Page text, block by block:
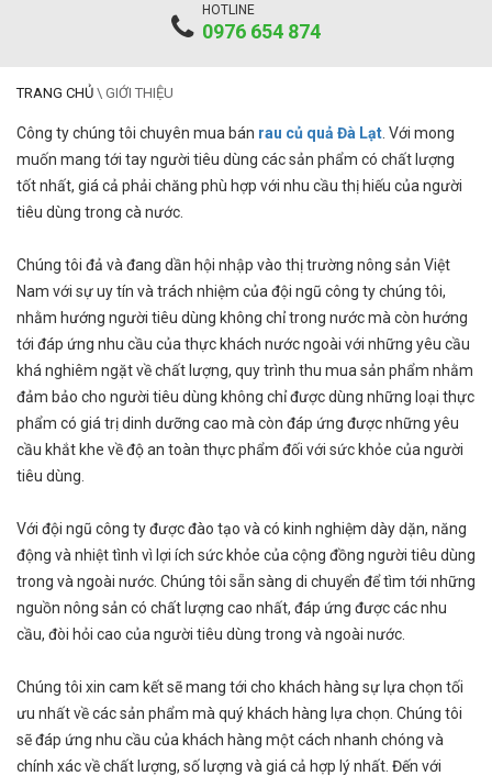
HOTLINE
0976 654 874
TRANG CHỦ \ GIỚI THIỆU
Công ty chúng tôi chuyên mua bán rau củ quả Đà Lạt . Với mong
muốn mang tới tay người tiêu dùng các sản phẩm có chất lượng
tốt nhất, giá cả phải chăng phù hợp với nhu cầu thị hiếu của người
tiêu dùng trong cà nước.
Chúng tôi đả và đang dần hội nhập vào thị trường nông sản Việt
Nam với sự uy tín và trách nhiệm của đội ngũ công ty chúng tôi,
nhằm hướng người tiêu dùng không chỉ trong nước mà còn hướng
tới đáp ứng nhu cầu của thực khách nước ngoài với những yêu cầu
khá nghiêm ngặt về chất lượng, quy trình thu mua sản phẩm nhằm
đảm bảo cho người tiêu dùng không chỉ được dùng những loại thực
phẩm có giá trị dinh dưỡng cao mà còn đáp ứng được những yêu
cầu khắt khe về độ an toàn thực phẩm đối với sức khỏe của người
tiêu dùng.
Với đội ngũ công ty được đào tạo và có kinh nghiệm dày dặn, năng
động và nhiệt tình vì lợi ích sức khỏe của cộng đồng người tiêu dùng
trong và ngoài nước. Chúng tôi sẵn sàng di chuyển để tìm tới những
nguồn nông sản có chất lượng cao nhất, đáp ứng được các nhu
cầu, đòi hỏi cao của người tiêu dùng trong và ngoài nước.
Chúng tôi xin cam kết sẽ mang tới cho khách hàng sự lựa chọn tối
ưu nhất về các sản phẩm mà quý khách hàng lựa chọn. Chúng tôi
sẽ đáp ứng nhu cầu của khách hàng một cách nhanh chóng và
chính xác về chất lượng, số lượng và giá cả hợp lý nhất. Đến với